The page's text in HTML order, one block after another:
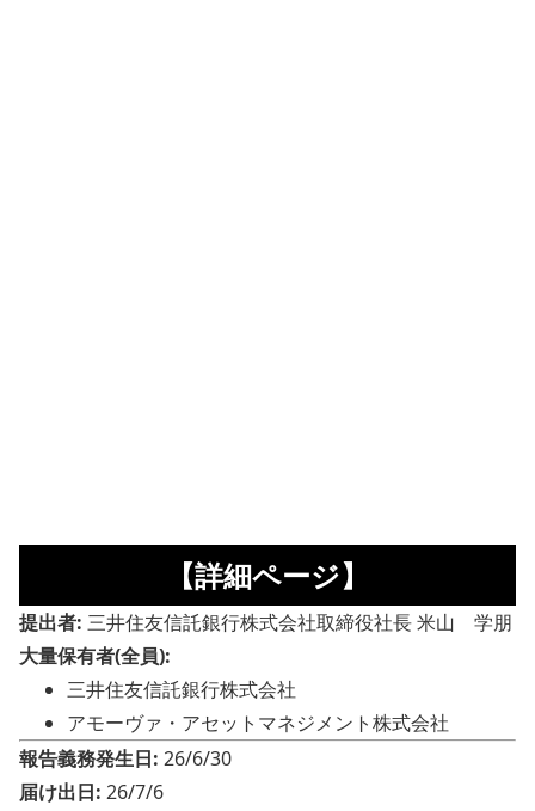
【詳細ページ】
提出者: 三井住友信託銀行株式会社取締役社長 米山 学朋
大量保有者(全員):
三井住友信託銀行株式会社
アモーヴァ・アセットマネジメント株式会社
報告義務発生日: 26/6/30
届け出日: 26/7/6